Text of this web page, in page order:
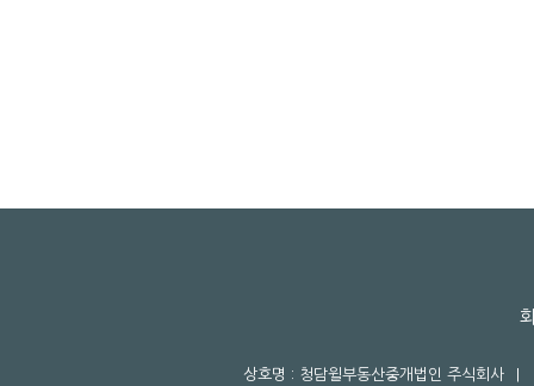
상호명 : 청담윌부동산중개법인 주식회사